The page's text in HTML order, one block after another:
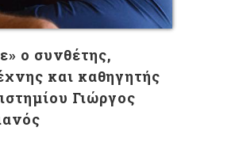
ο συνθέτης,
και καθηγητής
Γιώργος